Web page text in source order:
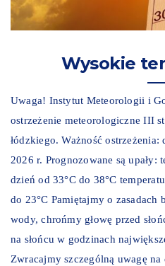
Wysokie
Uwaga! Instytut Meteorologii i
ostrzeżenie meteorologiczne III
łódzkiego. Ważność
2026 r. Prognozowane są upały:
dzień od 33°C do 38°C
do 23°C Pamiętajmy o zasadach
wody, chrońmy głowę przed
na słońcu w godzinach
Zwracajmy szczególną uwagę